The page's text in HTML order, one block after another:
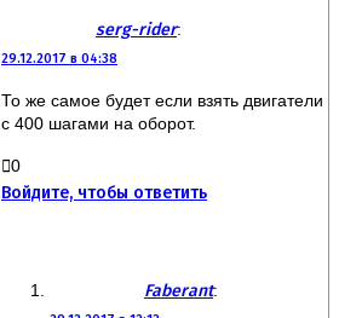
serg-rider:
29.12.2017 в 04:38
То же самое будет если взять двигатели
с 400 шагами на оборот.
0
Войдите, чтобы ответить
Faberant: